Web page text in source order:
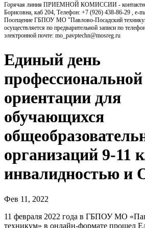
Горячая линия ПРИЕМНОЙ КОМИССИИ -
Борисовна, каб 204, Телефон: +7 (926) 438-86-29 , e-
Посещение ГБПОУ МО "Павлово-Посадский
осуществляется по предварительной записи по
электронной почте: mo_pavptechn@mosreg.ru
Единый день
профессиональной
ориентации для
обучающихся
организаций 9-11
инвалидностью и
Фев 11, 2022
11 февраля 2022 года в ГБПОУ МО
техникум» в онлайн-формате прошел